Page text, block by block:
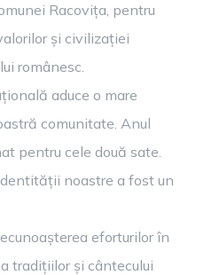
Racovița, pentru
și civilizației
românesc.
aduce o mare
comunitate. Anul
pentru cele două sate.
noastre a fost un
eforturilor în
tradițiilor și cântecului